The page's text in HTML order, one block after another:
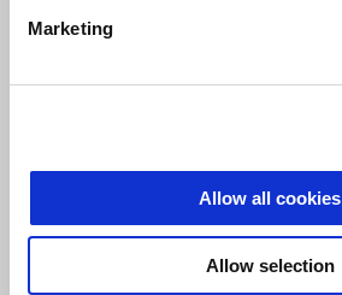
Marketing
Allow all cookies
Allow selection